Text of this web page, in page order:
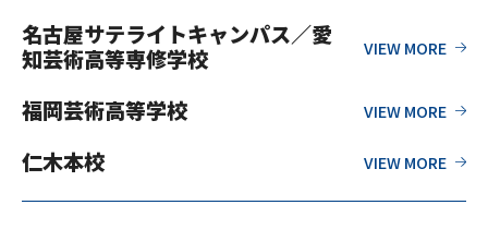
名古屋サテライトキャンパス／愛
知芸術高等専修学校
福岡芸術高等学校
仁木本校